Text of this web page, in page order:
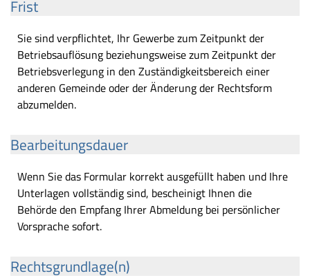
Frist
Sie sind verpflichtet, Ihr Gewerbe zum Zeitpunkt der
Betriebsauflösung beziehungsweise zum Zeitpunkt der
Betriebsverlegung in den Zuständigkeitsbereich einer
anderen Gemeinde oder der Änderung der Rechtsform
abzumelden.
Bearbeitungsdauer
Wenn Sie das Formular korrekt ausgefüllt haben und Ihre
Unterlagen vollständig sind, bescheinigt Ihnen die
Behörde den Empfang Ihrer Abmeldung bei persönlicher
Vorsprache sofort.
Rechtsgrundlage(n)